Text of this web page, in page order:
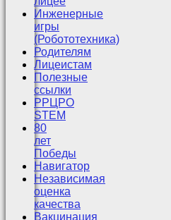
Инженерные
игры
(Робототехника)
Родителям
Лицеистам
Полезные
ссылки
РРЦРО
STEM
80
лет
Победы
Навигатор
Независимая
оценка
качества
Вакцинация